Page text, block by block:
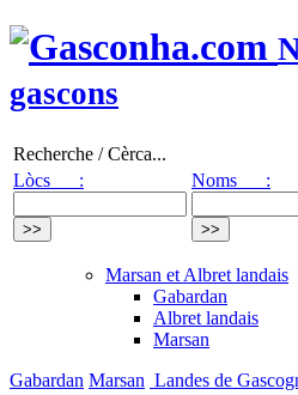
gascons
Recherche / Cèrca...
Lòcs :
Noms :
Marsan et Albret landais
Gabardan
Albret landais
Marsan
Gabardan Marsan Landes de